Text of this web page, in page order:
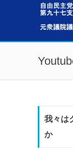
メインコンテンツに移動
我々は
か